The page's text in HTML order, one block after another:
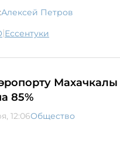
Алексей Петров
| Ессентуки
Махачкалы
85%
12:06Общество